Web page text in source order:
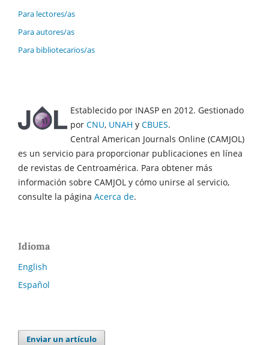
Para lectores/as
Para autores/as
Para bibliotecarios/as
Establecido por INASP en 2012. Gestionado
por CNU, UNAH y CBUES.
Central American Journals Online (CAMJOL)
es un servicio para proporcionar publicaciones en línea
de revistas de Centroamérica. Para obtener más
información sobre CAMJOL y cómo unirse al servicio,
consulte la página Acerca de.
Idioma
English
Español
Enviar un artículo